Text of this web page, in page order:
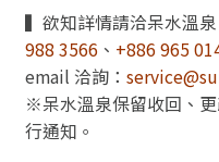
▍欲知詳情請洽呆水溫泉
988 3566、 +886 965
email 洽詢：
※呆水溫泉保留收回、
行通知。